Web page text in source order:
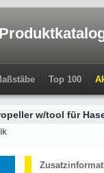
Top 100
w/tool für